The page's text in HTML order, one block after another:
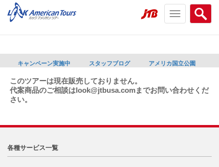
Search
menu
Toggle
navigation
キャンペーン実施中 スタッフブログ アメリカ国立公園
このツアーは現在販売しておりません。
代案商品のご相談はlook@jtbusa.comまでお問い合わせくだ
さい。
各種サービス一覧